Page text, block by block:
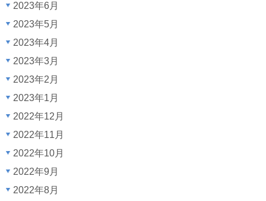
2023年6月
2023年5月
2023年4月
2023年3月
2023年2月
2023年1月
2022年12月
2022年11月
2022年10月
2022年9月
2022年8月